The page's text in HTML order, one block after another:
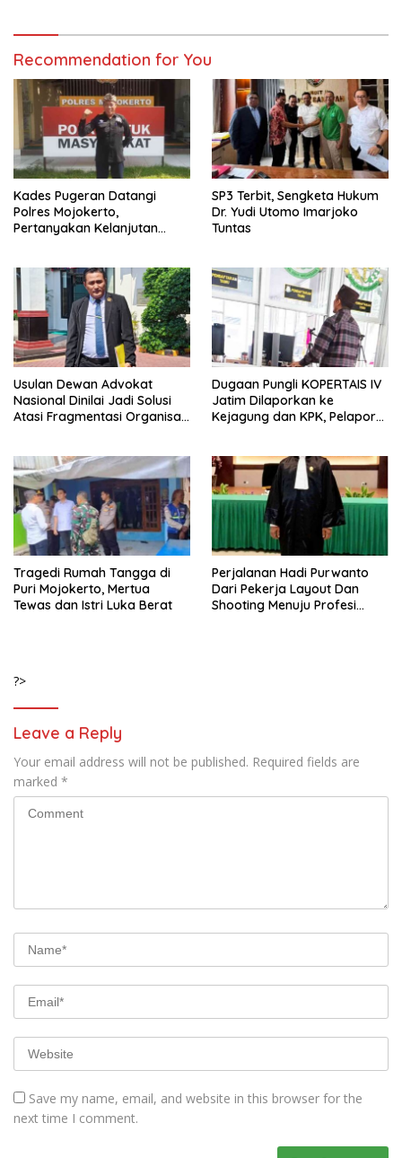
Recommendation for You
Kades Pugeran Datangi
Polres Mojokerto,
Pertanyakan Kelanjutan
SP3 Terbit, Sengketa Hukum
Dr. Yudi Utomo Imarjoko
Tuntas
Usulan Dewan Advokat
Nasional Dinilai Jadi Solusi
Atasi Fragmentasi Organisasi
Dugaan Pungli KOPERTAIS IV
Jatim Dilaporkan ke
Kejagung dan KPK, Pelapor
Tragedi Rumah Tangga di
Puri Mojokerto, Mertua
Tewas dan Istri Luka Berat
Perjalanan Hadi Purwanto
Dari Pekerja Layout Dan
Shooting Menuju Profesi
?>
Leave a Reply
Your email address will not be published. Required fields are
marked *
Save my name, email, and website in this browser for the
next time I comment.